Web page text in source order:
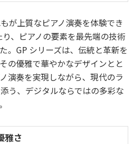
が上質なピアノ演奏を体験でき
、ピアノの要素を最先端の技術
。GP シリーズは、伝統と革新を
の優雅で華やかなデザインとと
演奏を実現しながら、現代のラ
う、デジタルならではの多彩な
雅さ